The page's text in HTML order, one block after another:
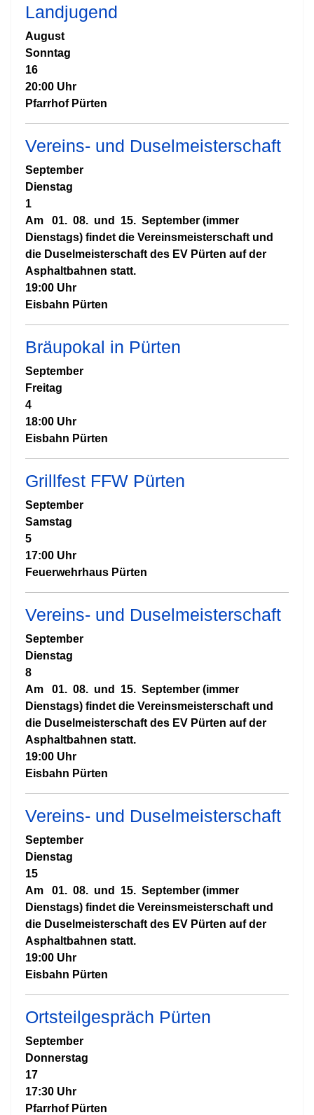
Landjugend
August
Sonntag
16
20:00 Uhr
Pfarrhof Pürten
Vereins- und Duselmeisterschaft
September
Dienstag
1
Am 01. 08. und 15. September (immer
Dienstags) findet die Vereinsmeisterschaft und
die Duselmeisterschaft des EV Pürten auf der
Asphaltbahnen statt.
19:00 Uhr
Eisbahn Pürten
Bräupokal in Pürten
September
Freitag
4
18:00 Uhr
Eisbahn Pürten
Grillfest FFW Pürten
September
Samstag
5
17:00 Uhr
Feuerwehrhaus Pürten
Vereins- und Duselmeisterschaft
September
Dienstag
8
Am 01. 08. und 15. September (immer
Dienstags) findet die Vereinsmeisterschaft und
die Duselmeisterschaft des EV Pürten auf der
Asphaltbahnen statt.
19:00 Uhr
Eisbahn Pürten
Vereins- und Duselmeisterschaft
September
Dienstag
15
Am 01. 08. und 15. September (immer
Dienstags) findet die Vereinsmeisterschaft und
die Duselmeisterschaft des EV Pürten auf der
Asphaltbahnen statt.
19:00 Uhr
Eisbahn Pürten
Ortsteilgespräch Pürten
September
Donnerstag
17
17:30 Uhr
Pfarrhof Pürten